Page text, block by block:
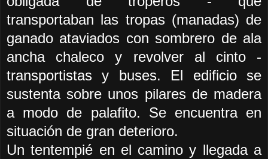
transportaban las tropas (manadas) de
ganado ataviados con sombrero de ala
ancha chaleco y revolver al cinto -
transportistas y buses. El edificio se
sustenta sobre unos pilares de madera
a modo de palafito. Se encuentra en
situación de gran deterioro.
Un tentempié en el camino y llegada a